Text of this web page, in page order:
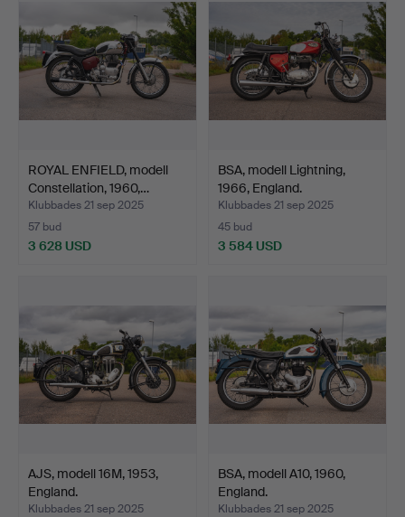
ROYAL ENFIELD, modell
Constellation, 1960,…
Klubbades 21 sep 2025
57 bud
3 628 USD
BSA, modell Lightning,
1966, England.
Klubbades 21 sep 2025
45 bud
3 584 USD
AJS, modell 16M, 1953,
England.
Klubbades 21 sep 2025
BSA, modell A10, 1960,
England.
Klubbades 21 sep 2025